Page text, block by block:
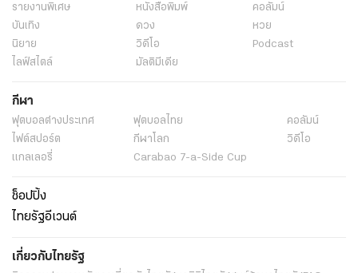
รายงานพิเศษ หนังสือพิมพ์
คอลัมน์
บันเทิง
ดวง
หวย
นิยาย
วิดีโอ
Podcast
ไลฟ์สไตล์
มัลติมีเดีย
กีฬา
ฟุตบอลต่่างประเทศ ฟุตบอลไทย
คอลัมน์
ไฟต์สปอร์ต
กีฬาโลก
วิดีโอ
แกลเลอรี่
Carabao 7-a-Side Cup
ช็อปปิ้ง
ไทยรัฐอีเวนต์
เกี่ยวกับไทยรัฐ